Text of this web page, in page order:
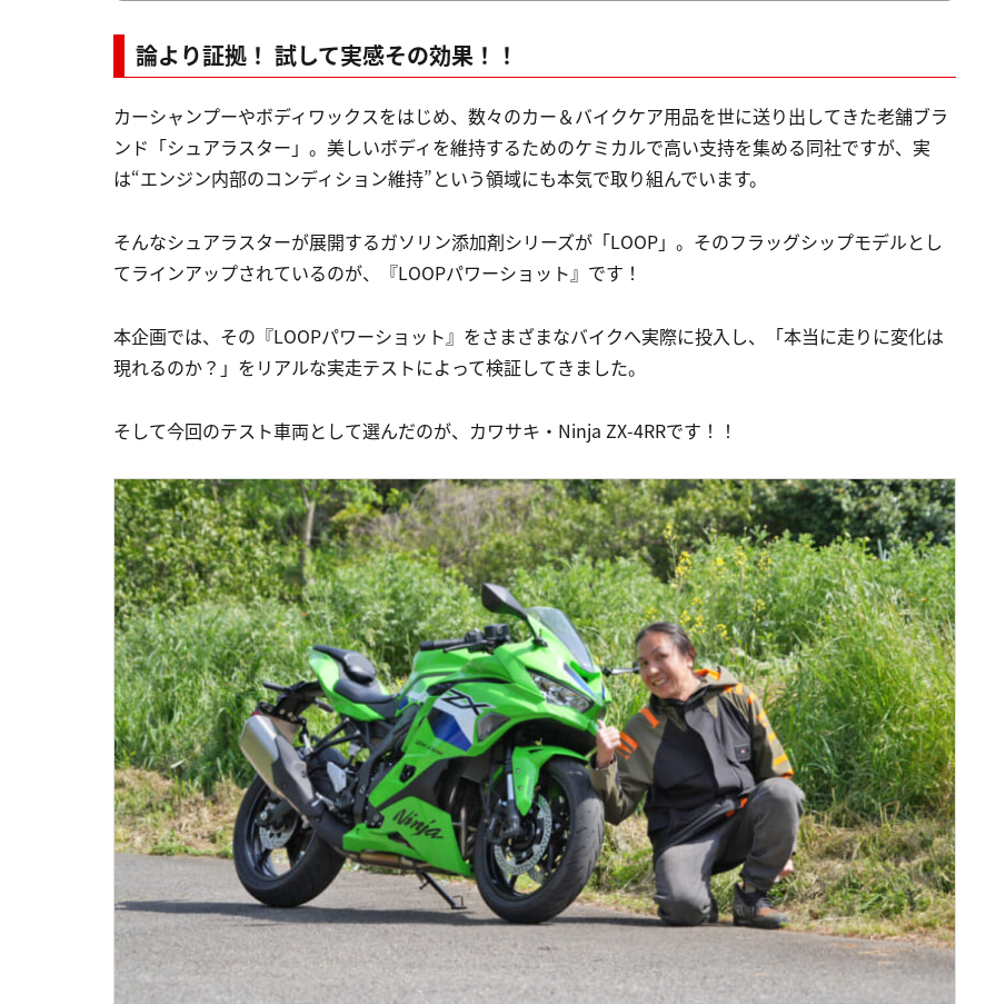
論より証拠！ 試して実感その効果！！
カーシャンプーやボディワックスをはじめ、数々のカー＆バイクケア用品を世に送り出してきた老舗ブラ
ンド「シュアラスター」。美しいボディを維持するためのケミカルで高い支持を集める同社ですが、実
は“エンジン内部のコンディション維持”という領域にも本気で取り組んでいます。
そんなシュアラスターが展開するガソリン添加剤シリーズが「LOOP」。そのフラッグシップモデルとし
てラインアップされているのが、『LOOPパワーショット』です！
本企画では、その『LOOPパワーショット』をさまざまなバイクへ実際に投入し、「本当に走りに変化は
現れるのか？」をリアルな実走テストによって検証してきました。
そして今回のテスト車両として選んだのが、カワサキ・Ninja ZX-4RRです！！